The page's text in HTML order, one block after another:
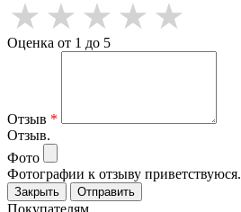
Оценка от 1 до 5
Отзыв *
Отзыв.
Фото
Фотографии к отзыву приветствуюся.
Закрыть Отправить
Покупателям